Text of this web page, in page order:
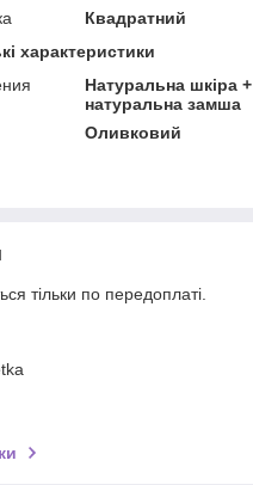
Квадратний
характеристики
Натуральна шкіра +
натуральна замша
Оливковий
тільки по передоплаті.